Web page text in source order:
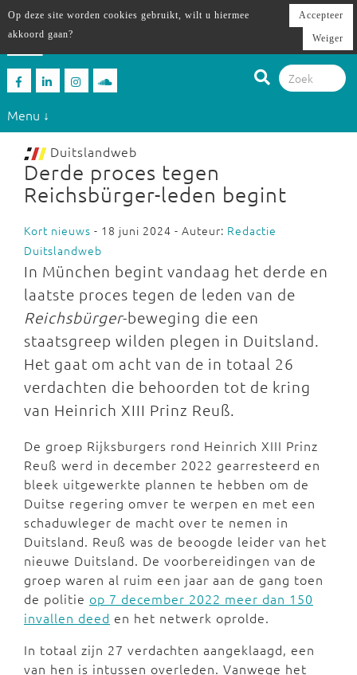
Menu ↓
Duitslandweb
Derde proces tegen
Reichsbürger-leden begint
Kort nieuws - 18 juni 2024 - Auteur: Redactie
Duitslandweb
In München begint vandaag het derde en
laatste proces tegen de leden van de
Reichsbürger-beweging die een
staatsgreep wilden plegen in Duitsland.
Het gaat om acht van de in totaal 26
verdachten die behoorden tot de kring
van Heinrich XIII Prinz Reuß.
De groep Rijksburgers rond Heinrich XIII Prinz
Reuß werd in december 2022 gearresteerd en
bleek uitgewerkte plannen te hebben om de
Duitse regering omver te werpen en met een
schaduwleger de macht over te nemen in
Duitsland. Reuß was de beoogde leider van het
nieuwe Duitsland. De voorbereidingen van de
groep waren al ruim een jaar aan de gang toen
de politie op 7 december 2022 meer dan 150
invallen deed en het netwerk oprolde.
In totaal zijn 27 verdachten aangeklaagd, een
van hen is intussen overleden. Vanwege het
Op deze site worden cookies gebruikt, wilt u hiermee
akkoord gaan?
Accepteer
Weiger